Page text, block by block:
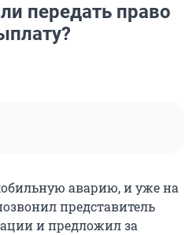
передать право
аварию, и уже на
представитель
и предложил за